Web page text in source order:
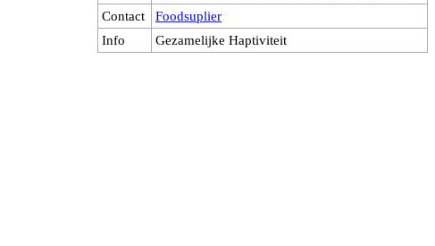
Contact
Foodsuplier
Info
Gezamelijke Haptiviteit